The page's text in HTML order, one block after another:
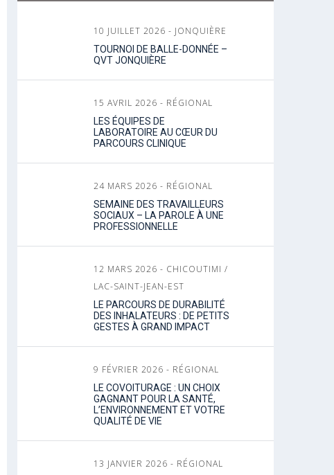
10 JUILLET 2026 - JONQUIÈRE
TOURNOI DE BALLE-DONNÉE –
QVT JONQUIÈRE
15 AVRIL 2026 - RÉGIONAL
LES ÉQUIPES DE
LABORATOIRE AU CŒUR DU
PARCOURS CLINIQUE
24 MARS 2026 - RÉGIONAL
SEMAINE DES TRAVAILLEURS
SOCIAUX – LA PAROLE À UNE
PROFESSIONNELLE
12 MARS 2026 - CHICOUTIMI /
LAC-SAINT-JEAN-EST
LE PARCOURS DE DURABILITÉ
DES INHALATEURS : DE PETITS
GESTES À GRAND IMPACT
9 FÉVRIER 2026 - RÉGIONAL
LE COVOITURAGE : UN CHOIX
GAGNANT POUR LA SANTÉ,
L’ENVIRONNEMENT ET VOTRE
QUALITÉ DE VIE
13 JANVIER 2026 - RÉGIONAL